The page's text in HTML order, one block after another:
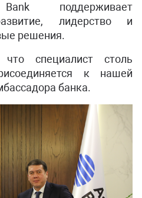
поддерживает
лидерство и
решения.
специалист столь
к нашей
банка.